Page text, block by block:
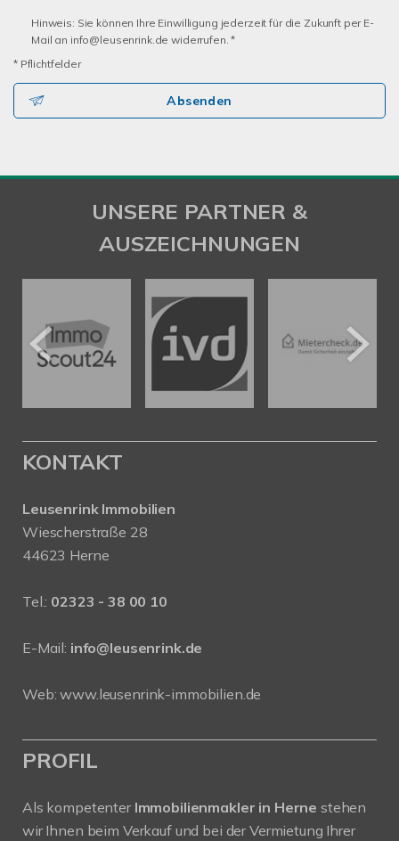
Hinweis: Sie können Ihre Einwilligung jederzeit für die Zukunft per E-
Mail an info@leusenrink.de widerrufen. *
* Pflichtfelder
Absenden
UNSERE PARTNER &
AUSZEICHNUNGEN
KONTAKT
Leusenrink Immobilien
Wiescherstraße 28
44623 Herne
Tel.: 02323 - 38 00 10
E-Mail: info@leusenrink.de
Web:www.leusenrink-immobilien.de
PROFIL
Als kompetenter Immobilienmakler in Herne stehen
wir Ihnen beim Verkauf und bei der Vermietung Ihrer